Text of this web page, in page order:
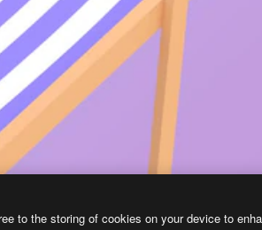
to the storing of cookies on your device to